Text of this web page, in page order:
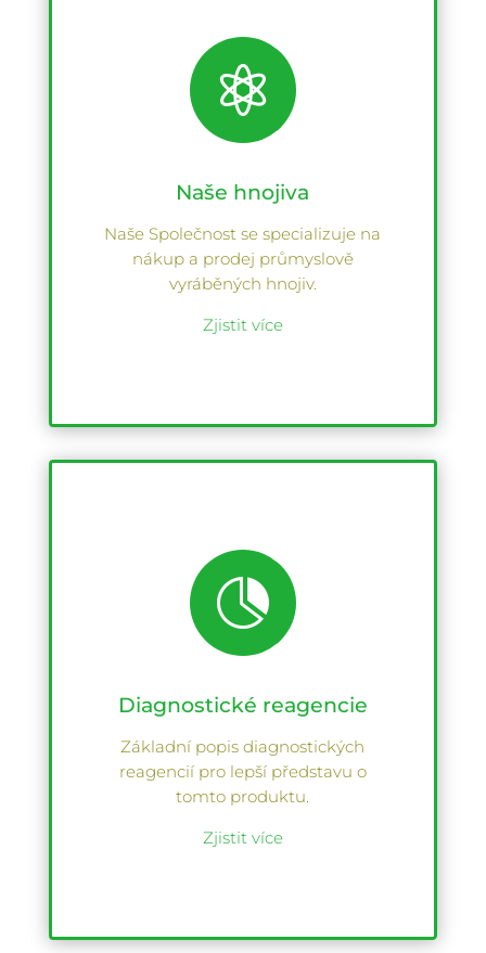

Naše hnojiva
Naše Společnost se specializuje na
nákup a prodej průmyslově
vyráběných hnojiv.
Zjistit více

Diagnostické reagencie
Základní popis diagnostických
reagencií pro lepší představu o
tomto produktu.
Zjistit více